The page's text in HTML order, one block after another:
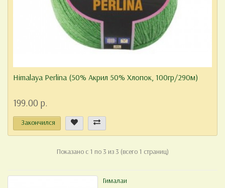
Himalaya Perlina (50% Акрил 50% Хлопок, 100гр/290м)
199.00 р.
Закончился
Показано с 1 по 3 из 3 (всего 1 страниц)
Гималаи